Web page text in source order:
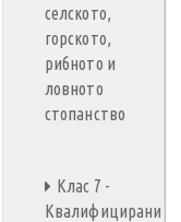
селското,
горското,
рибното и
ловното
стопанство
Клас 7 -
Квалифицирани